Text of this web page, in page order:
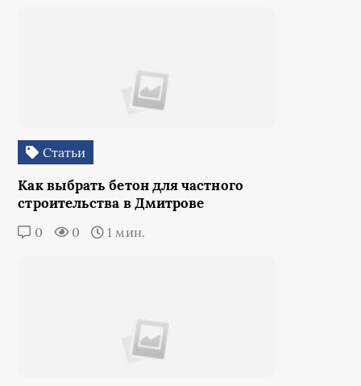
Статьи
Как выбрать бетон для частного
строительства в Дмитрове
0 0 1 мин.